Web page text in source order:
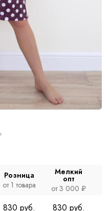
Розница
от 1 товара
Мелкий
опт
от 3 000 ₽
830 руб. 830 руб.